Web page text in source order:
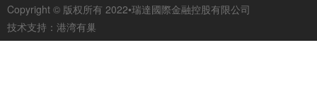
Copyright © 版权所有 2022•瑞達國際金融控股有限公司
技术支持： 港湾有巢